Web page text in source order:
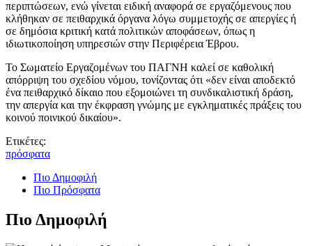
περιπτώσεων, ενώ γίνεται ειδική αναφορά σε εργαζόμενους που
κλήθηκαν σε πειθαρχικά όργανα λόγω συμμετοχής σε απεργίες ή
σε δημόσια κριτική κατά πολιτικών αποφάσεων, όπως η
ιδιωτικοποίηση υπηρεσιών στην Περιφέρεια Έβρου.
Το Σωματείο Εργαζομένων του ΠΑΓΝΗ καλεί σε καθολική
απόρριψη του σχεδίου νόμου, τονίζοντας ότι «δεν είναι αποδεκτό
ένα πειθαρχικό δίκαιο που εξομοιώνει τη συνδικαλιστική δράση,
την απεργία και την έκφραση γνώμης με εγκληματικές πράξεις του
κοινού ποινικού δικαίου».
Ετικέτες:
πρόσφατα
Πιο Δημοφιλή
Πιο Πρόσφατα
Πιο Δημοφιλή